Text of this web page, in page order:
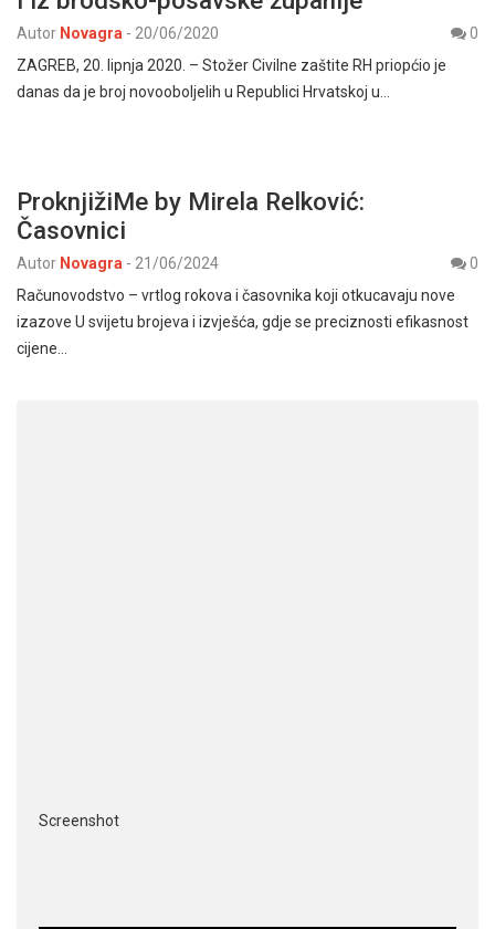
Autor Novagra - 20/06/2020
0
ZAGREB, 20. lipnja 2020. – Stožer Civilne zaštite RH priopćio je
danas da je broj novooboljelih u Republici Hrvatskoj u…
ProknjižiMe by Mirela Relković:
Časovnici
Autor Novagra - 21/06/2024
0
Računovodstvo – vrtlog rokova i časovnika koji otkucavaju nove
izazove U svijetu brojeva i izvješća, gdje se preciznosti efikasnost
cijene…
Screenshot